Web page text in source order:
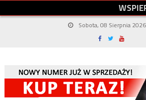
WSPIE
Sobota, 08 Sierpnia 2026